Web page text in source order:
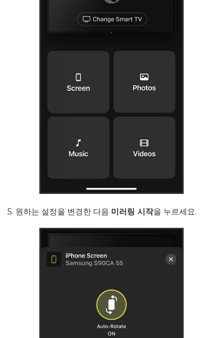
5. 원하는 설정을 변경한 다음 미러링 시작을 누르세요.